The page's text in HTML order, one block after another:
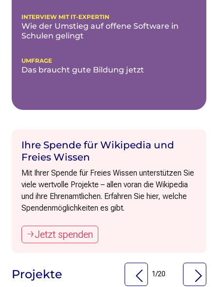
INTERVIEW MIT IT-EXPERTIN
Wie der Umstieg auf offene Software in
Schulen gelingt
UMFRAGE
Das braucht gute Bildung jetzt
Ihre Spende für Wikipedia und
Freies Wissen
Mit Ihrer Spende für Freies Wissen unterstützen Sie
viele wertvolle Projekte – allen voran die Wikipedia
und ihre Ehrenamtlichen. Erfahren Sie hier, welche
Spendenmöglichkeiten es gibt.
Jetzt spenden
Projekte 1/20